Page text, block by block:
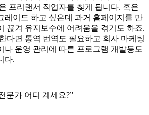
프리랜서 작업자를 찾게 됩니다. 혹은
레이드 하고 싶은데 과거 홈페이지를 만
끊겨 유지보수에 어려움을 겪기도 하죠.
다면 통역 번역도 필요하고 회사 마케팅
나 운영 관리에 따른 프로그램 개발등도
다.
문가 어디 계세요?”